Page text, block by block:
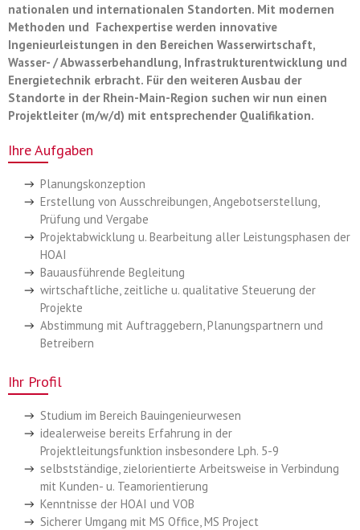
nationalen und internationalen Standorten. Mit modernen
Methoden und Fachexpertise werden innovative
Ingenieurleistungen in den Bereichen Wasserwirtschaft,
Wasser- / Abwasserbehandlung, Infrastrukturentwicklung und
Energietechnik erbracht. Für den weiteren Ausbau der
Standorte in der Rhein-Main-Region suchen wir nun einen
Projektleiter (m/w/d) mit entsprechender Qualifikation.
Ihre Aufgaben
Planungskonzeption
Erstellung von Ausschreibungen, Angebotserstellung,
Prüfung und Vergabe
Projektabwicklung u. Bearbeitung aller Leistungsphasen der
HOAI
Bauausführende Begleitung
wirtschaftliche, zeitliche u. qualitative Steuerung der
Projekte
Abstimmung mit Auftraggebern, Planungspartnern und
Betreibern
Ihr Profil
Studium im Bereich Bauingenieurwesen
idealerweise bereits Erfahrung in der
Projektleitungsfunktion insbesondere Lph. 5-9
selbstständige, zielorientierte Arbeitsweise in Verbindung
mit Kunden- u. Teamorientierung
Kenntnisse der HOAI und VOB
Sicherer Umgang mit MS Office, MS Project